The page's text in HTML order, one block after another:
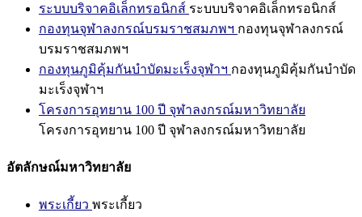
ระบบบริจาคอิเล็กทรอนิกส์ ระบบบริจาคอิเล็กทรอนิกส์
กองทุนจุฬาลงกรณ์บรมราชสมภพฯ กองทุนจุฬาลงกรณ์
บรมราชสมภพฯ
กองทุนภูมิคุ้มกันบำบัดมะเร็งจุฬาฯ กองทุนภูมิคุ้มกันบำบัด
มะเร็งจุฬาฯ
โครงการอุทยาน 100 ปี จุฬาลงกรณ์มหาวิทยาลัย
โครงการอุทยาน 100 ปี จุฬาลงกรณ์มหาวิทยาลัย
อัตลักษณ์มหาวิทยาลัย
พระเกี้ยว พระเกี้ยว